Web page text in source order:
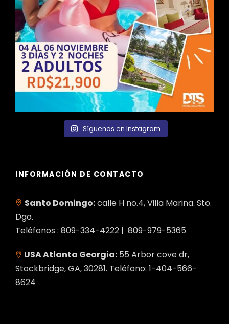
Síguenos en Instagram
INFORMACIÓN DE CONTACTO
Santo Domingo:calle H no.4, Villa Marina. Sto.
Dgo.
Teléfonos : 809-334-4222 | 809-979-5365
USA Atlanta Georgia: 55 Arbor cove dr,
Stockbridge, GA, 30281. Teléfono: 1-404-566-
8624